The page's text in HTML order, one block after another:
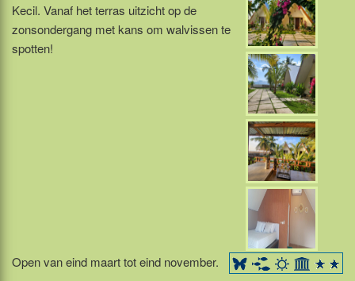
Kecil. Vanaf het terras uitzicht op de
zonsondergang met kans om walvissen te
spotten!
Open van eind maart tot eind november.